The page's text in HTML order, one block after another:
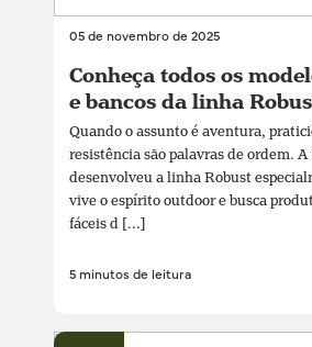
05 de novembro de 2025
Conheça todos os
e bancos da linha
Quando o assunto é aventura,
resistência são palavras de ordem. A
desenvolveu a linha Robust
vive o espírito outdoor e busca
fáceis d [...]
5 minutos de leitura